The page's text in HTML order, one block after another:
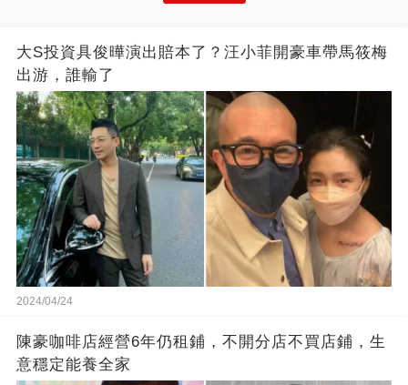
大S投資具俊曄演出賠本了？汪小菲開豪車帶馬筱梅
出游，誰輸了
2024/04/24
陳豪咖啡店經營6年仍租鋪，不開分店不買店鋪，生
意穩定能養全家